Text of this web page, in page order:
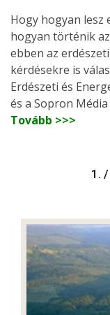
Hogy hogyan lesz
hogyan történik
ebben az
kérdésekre is
Erdészeti és
és a Sopron
Tovább >>>
1.